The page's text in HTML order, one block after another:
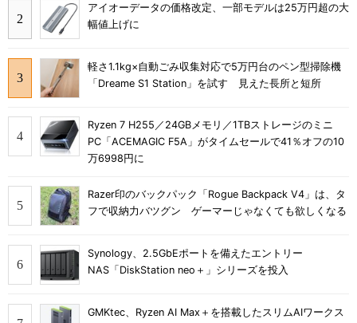
アイオーデータの価格改定、一部モデルは25万円超の大
幅値上げに
軽さ1.1kg×自動ごみ収集対応で5万円台のペン型掃除機
「Dreame S1 Station」を試す 見えた長所と短所
Ryzen 7 H255／24GBメモリ／1TBストレージのミニ
PC「ACEMAGIC F5A」がタイムセールで41％オフの10
万6998円に
Razer印のバックパック「Rogue Backpack V4」は、タ
フで収納力バツグン ゲーマーじゃなくても欲しくなる
Synology、2.5GbEポートを備えたエントリー
NAS「DiskStation neo＋」シリーズを投入
GMKtec、Ryzen AI Max＋を搭載したスリムAIワークス